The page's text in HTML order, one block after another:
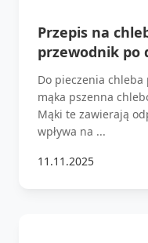
Przepis na
przewodnik po
Do pieczenia
mąka pszenna
Mąki te zawierają
wpływa na ...
11.11.2025